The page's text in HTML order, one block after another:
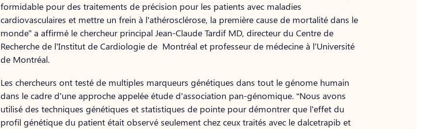
formidable pour des traitements de précision pour les patients avec maladies
cardiovasculaires et mettre un frein à l’athérosclérose, la première cause de mortalité dans le
monde” a affirmé le chercheur principal Jean-Claude Tardif MD, directeur du Centre de
Recherche de l’Institut de Cardiologie de Montréal et professeur de médecine à l’Université
de Montréal.
Les chercheurs ont testé de multiples marqueurs génétiques dans tout le génome humain
dans le cadre d’une approche appelée étude d’association pan-génomique. “Nous avons
utilisé des techniques génétiques et statistiques de pointe pour démontrer que l’effet du
profil génétique du patient était observé seulement chez ceux traités avec le dalcetrapib et